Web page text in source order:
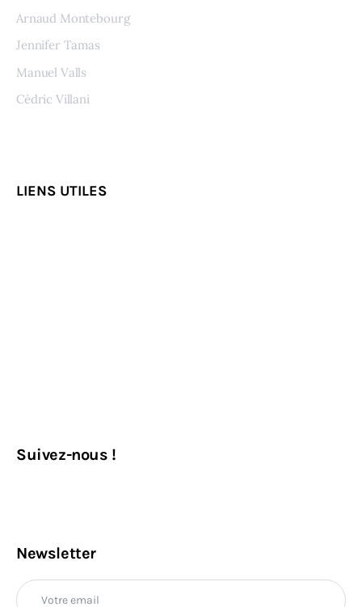
Arnaud Montebourg
Jennifer Tamas
Manuel Valls
Cédric Villani
LIENS UTILES
Suivez-nous !
Newsletter